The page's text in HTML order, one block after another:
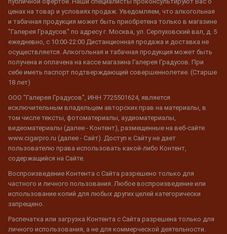
ценах на товар и условиях продаж. Уведомляем, что алкогольная
и табачная продукция может быть приобретена только в магазине
"Галерея Градусов" по адресу г. Москва, ул. Серпуховский вал, д. 5
ежедневно, с 10:00-22:00 Дистанционная продажа и доставка не
осуществляется. Алкогольная и табачная продукция может быть
получена и оплачена на кассе магазина Галерея Градусов. При
себе иметь паспорт подтверждающий совершеннолетие. (Старше
18 лет)
ООО "Галерея Градусов", ИНН 7725501624, является
исключительным владельцем авторских прав на материалы, в
том числе тексты, фотоматериалы, аудиоматериалы,
видеоматериалы (далее - Контент), размещенные на веб-сайте
www.cigarpro.ru (далее - Сайт). Доступ к Сайту не дает
пользователю права использовать какой-либо Контент,
содержащийся на Сайте.
Воспроизведение Контента с Сайта разрешено только для
частного и личного пользования. Любое воспроизведение или
использование копий для любых других целей категорически
запрещено.
Распечатка или загрузка Контента с Сайта разрешена только для
личного использования, а не для коммерческой деятельности.